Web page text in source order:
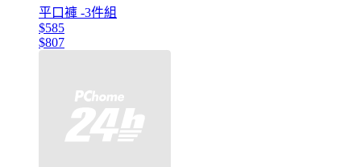
平口褲 -3件組
$585
$807